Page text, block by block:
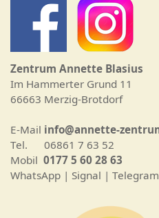
Zentrum Annette Blasius
Im Hammerter Grund 11
66663 Merzig-Brotdorf
E-Mail info@annette-
Tel. 06861 7 63 52
Mobil 0177 5 60 28 63
WhatsApp | Signal | Telegram